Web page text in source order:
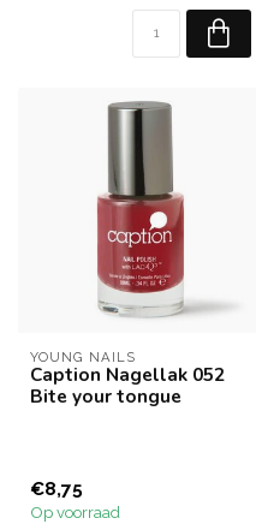
YOUNG NAILS
Caption Nagellak 052
Bite your tongue
€8,75
Op voorraad